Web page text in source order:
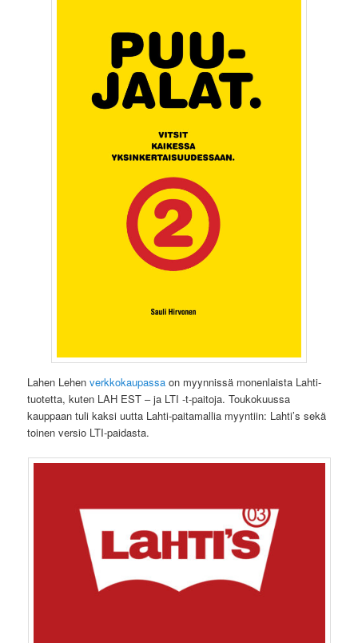
Lahen Lehenverkkokaupassa on myynnissä monenlaista Lahti-
tuotetta, kuten LAH EST – ja LTI -t-paitoja. Toukokuussa
kauppaan tuli kaksi uutta Lahti-paitamallia myyntiin: Lahti’s sekä
toinen versio LTI-paidasta.